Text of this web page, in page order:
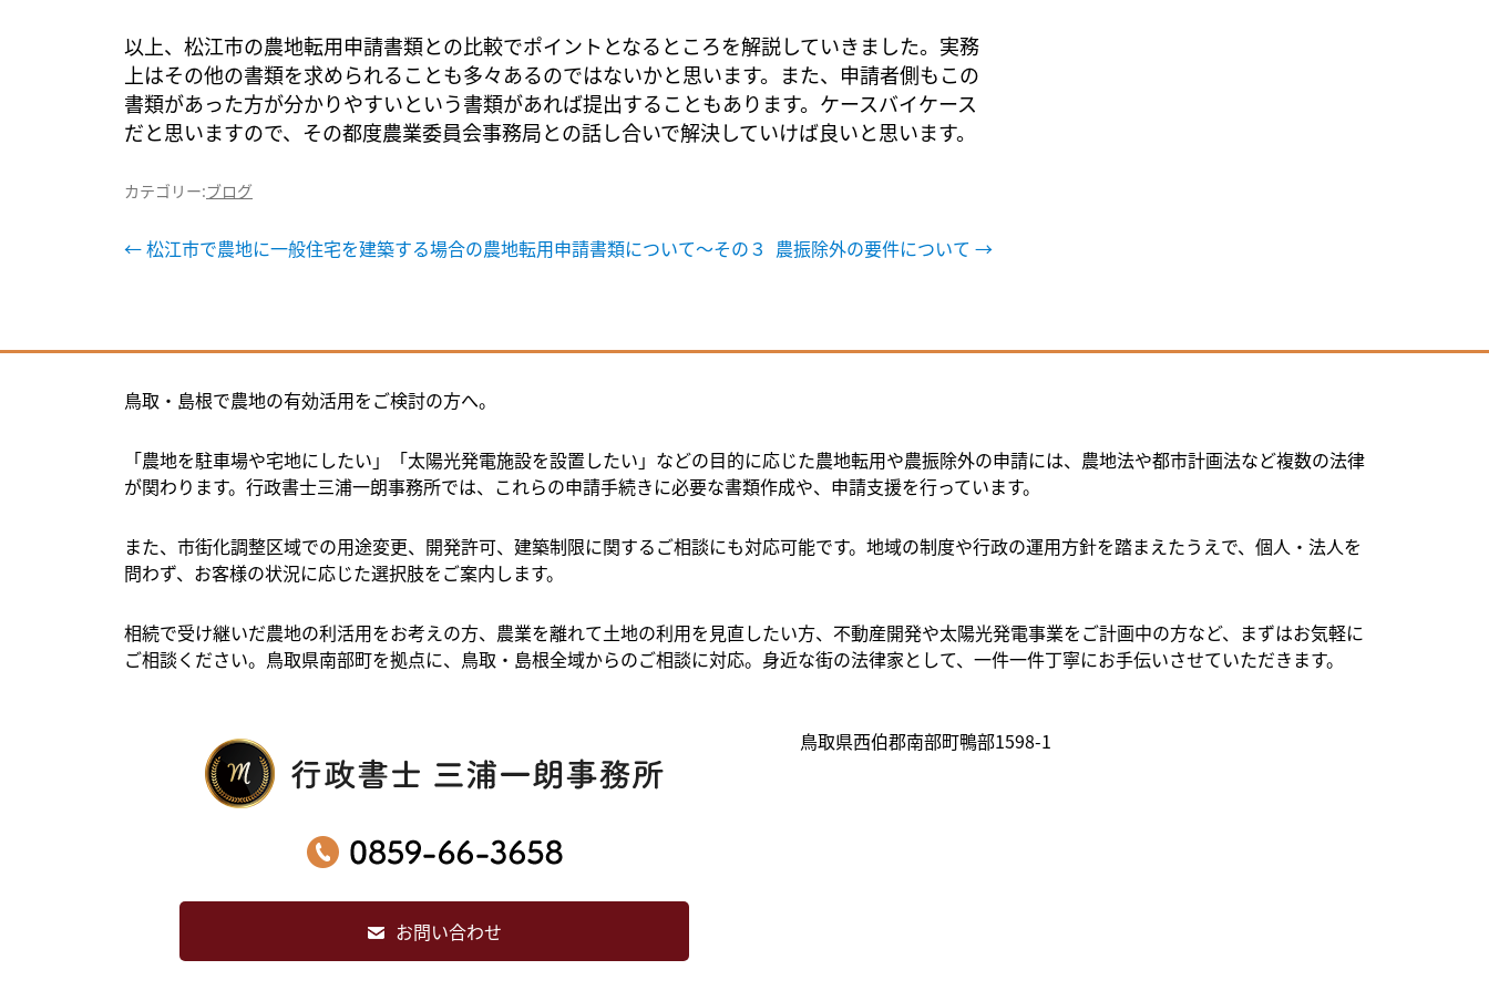
以上、松江市の農地転用申請書類との比較でポイントとなるところを解説していきました。実務
上はその他の書類を求められることも多々あるのではないかと思います。また、申請者側もこの
書類があった方が分かりやすいという書類があれば提出することもあります。ケースバイケース
だと思いますので、その都度農業委員会事務局との話し合いで解決していけば良いと思います。
カテゴリー:ブログ
投
ゲ
ー
シ
ョ
ン
←松江市で農地に一般住宅を建築する場合の農地転用申請書類について～その３ 農振除外の要件について →
鳥取・島根で農地の有効活用をご検討の方へ。
「農地を駐車場や宅地にしたい」「太陽光発電施設を設置したい」などの目的に応じた農地転用や農振除外の申請には、農地法や都市計画法など複数の法律
が関わります。行政書士三浦一朗事務所では、これらの申請手続きに必要な書類作成や、申請支援を行っています。
また、市街化調整区域での用途変更、開発許可、建築制限に関するご相談にも対応可能です。地域の制度や行政の運用方針を踏まえたうえで、個人・法人を
問わず、お客様の状況に応じた選択肢をご案内します。
相続で受け継いだ農地の利活用をお考えの方、農業を離れて土地の利用を見直したい方、不動産開発や太陽光発電事業をご計画中の方など、まずはお気軽に
ご相談ください。鳥取県南部町を拠点に、鳥取・島根全域からのご相談に対応。身近な街の法律家として、一件一件丁寧にお手伝いさせていただきます。
お問い合わせ
鳥取県西伯郡南部町鴨部1598-1